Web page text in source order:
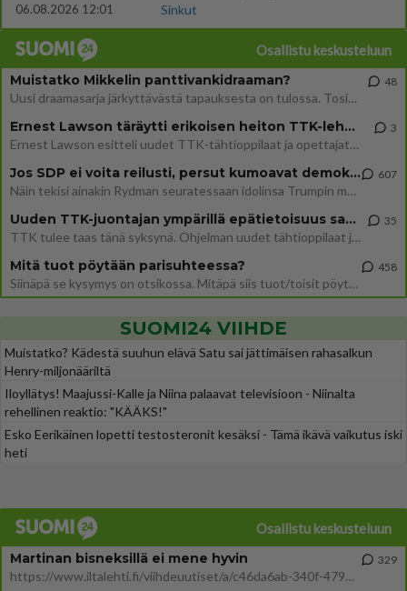
06.08.2026 12:01
Sinkut
Osallistu keskusteluun
Muistatko Mikkelin panttivankidraaman?
Uusi draamasarja järkyttävästä tapauksesta on tulossa. Tositapahtumiin perustuva sarja ammentaa vuoden 1986 Mikkelin pan
48
Ernest Lawson täräytti erikoisen heiton TTK-lehdistötilaisuudessa: " Onko tässä tarkoituksena...?"
Ernest Lawson esitteli uudet TTK-tähtioppilaat ja opettajat torstaina 6.8. lehdistölle. Tulevalla kaudella on yksi hausk
3
Jos SDP ei voita reilusti, persut kumoavat demokratian Suomesta
Näin tekisi ainakin Rydman seuratessaan idolinsa Trumpin mallia https://www.is.fi/politiikka/art-2000012187244.html
607
Uuden TTK-juontajan ympärillä epätietoisuus sakenee - Nyt MTV hämmentää soppaa
TTK tulee taas tänä syksynä. Ohjelman uudet tähtioppilaat julkistetaan torstaina 6. elokuuta klo 14 alkavassa lehdistö
35
Mitä tuot pöytään parisuhteessa?
Siinäpä se kysymys on otsikossa. Mitäpä siis tuot/toisit pöytään parisuhteessa? Oletko mies vai nainen? Koetko sen mitä
458
SUOMI24 VIIHDE
Muistatko? Kädestä suuhun elävä Satu sai jättimäisen rahasalkun
Henry-miljonääriltä
Iloyllätys! Maajussi-Kalle ja Niina palaavat televisioon - Niinalta
rehellinen reaktio: "KÄÄKS!"
Esko Eerikäinen lopetti testosteronit kesäksi - Tämä ikävä vaikutus iski
heti
Osallistu keskusteluun
Martinan bisneksillä ei mene hyvin
https://www.iltalehti.fi/viihdeuutiset/a/c46da6ab-340f-4790-aaa7-0865eed2336 Yrityksen konkurssihakemus on tullut kärä
329